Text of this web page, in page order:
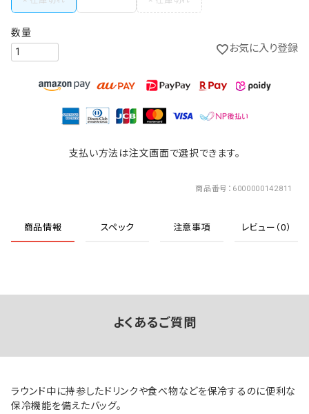
お気に入り登録
支払い方法は注文画面で選択できます。
商品番号 6000000142811
商品情報 スペック 注意事項 レビュー（0）
よくあるご質問
ラウンド中に持参したドリンクや食べ物などを保冷するのに便利な
保冷機能を備えたバッグ。